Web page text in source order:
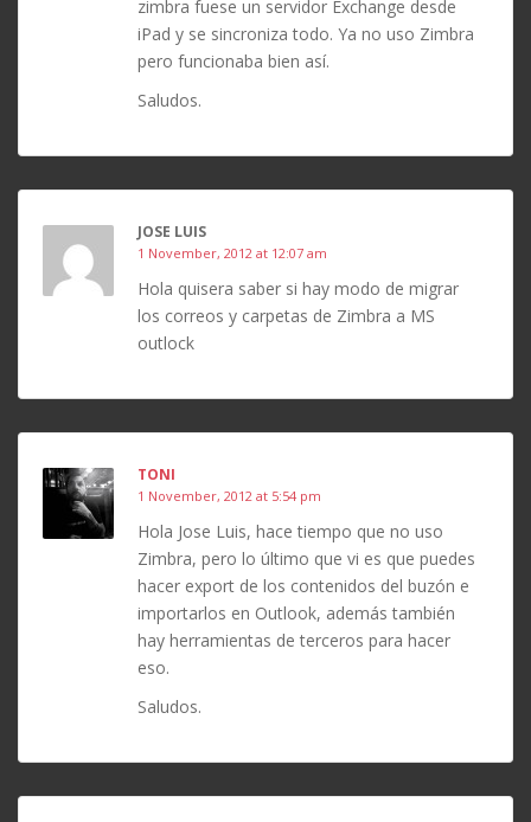
zimbra fuese un servidor Exchange desde
iPad y se sincroniza todo. Ya no uso Zimbra
pero funcionaba bien así.
Saludos.
JOSE LUIS
1 November, 2012 at 12:07 am
Hola quisera saber si hay modo de migrar
los correos y carpetas de Zimbra a MS
outlock
TONI
1 November, 2012 at 5:54 pm
Hola Jose Luis, hace tiempo que no uso
Zimbra, pero lo último que vi es que puedes
hacer export de los contenidos del buzón e
importarlos en Outlook, además también
hay herramientas de terceros para hacer
eso.
Saludos.